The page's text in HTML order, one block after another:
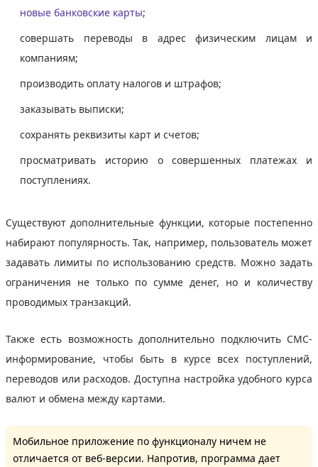
новые банковские карты;
совершать переводы в адрес физическим лицам и
компаниям;
производить оплату налогов и штрафов;
заказывать выписки;
сохранять реквизиты карт и счетов;
просматривать историю о совершенных платежах и
поступлениях.
Существуют дополнительные функции, которые постепенно
набирают популярность. Так, например, пользователь может
задавать лимиты по использованию средств. Можно задать
ограничения не только по сумме денег, но и количеству
проводимых транзакций.
Также есть возможность дополнительно подключить СМС-
информирование, чтобы быть в курсе всех поступлений,
переводов или расходов. Доступна настройка удобного курса
валют и обмена между картами.
Мобильное приложение по функционалу ничем не
отличается от веб-версии. Напротив, программа дает